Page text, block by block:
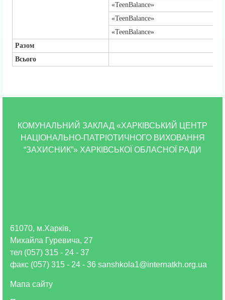
«TeenBalance»
«TeenBalance»
«TeenBalance»
Разом
Всього
КОМУНАЛЬНИЙ ЗАКЛАД «ХАРКІВСЬКИЙ ЦЕНТР
НАЦІОНАЛЬНО-ПАТРІОТИЧНОГО ВИХОВАННЯ
“ЗАХИСНИК”» ХАРКІВСЬКОЇ ОБЛАСНОЇ РАДИ
61070, м.Харків,
Михайла Гуревича, 27
тел (057) 315 - 24 - 37
факс (057) 315 - 24 - 36 sanshkola1@internatkh.org.ua
Мапа сайту